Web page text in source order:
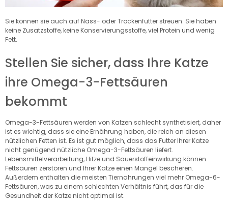
Sie können sie auch auf Nass- oder Trockenfutter streuen. Sie haben
keine Zusatzstoffe, keine Konservierungsstoffe, viel Protein und wenig
Fett.
Stellen Sie sicher, dass Ihre Katze
ihre Omega-3-Fettsäuren
bekommt
Omega-3-Fettsäuren werden von Katzen schlecht synthetisiert, daher
ist es wichtig, dass sie eine Ernährung haben, die reich an diesen
nützlichen Fetten ist. Es ist gut möglich, dass das Futter Ihrer Katze
nicht genügend nützliche Omega-3-Fettsäuren liefert.
Lebensmittelverarbeitung, Hitze und Sauerstoffeinwirkung können
Fettsäuren zerstören und Ihrer Katze einen Mangel bescheren.
Außerdem enthalten die meisten Tiernahrungen viel mehr Omega-6-
Fettsäuren, was zu einem schlechten Verhältnis führt, das für die
Gesundheit der Katze nicht optimal ist.